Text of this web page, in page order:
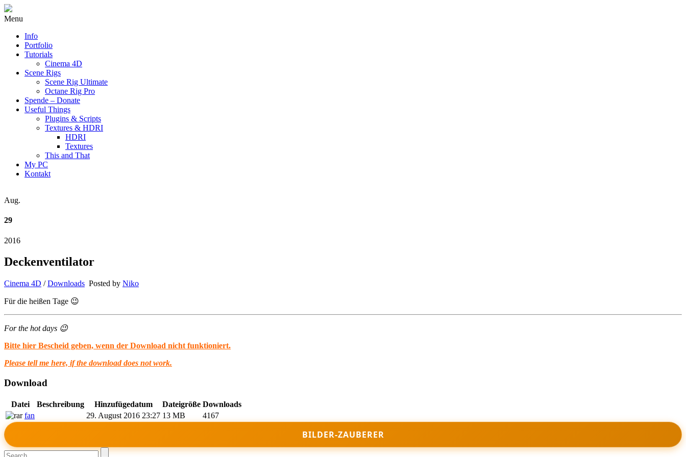
Menu
Info
Portfolio
Tutorials
Cinema 4D
Scene Rigs
Scene Rig Ultimate
Octane Rig Pro
Spende – Donate
Useful Things
Plugins & Scripts
Textures & HDRI
HDRI
Textures
This and That
My PC
Kontakt
Aug.
29
2016
Deckenventilator
Cinema 4D /Downloads Posted by Niko
Für die heißen Tage 😉
For the hot days 😉
Bitte hier Bescheid geben, wenn der Download nicht funktioniert.
Please tell me here, if the download does not work.
Download
Datei Beschreibung Hinzufügedatum Dateigröße Downloads
fan
29. August 2016 23:27 13 MB 4167
BILDER-ZAUBERER